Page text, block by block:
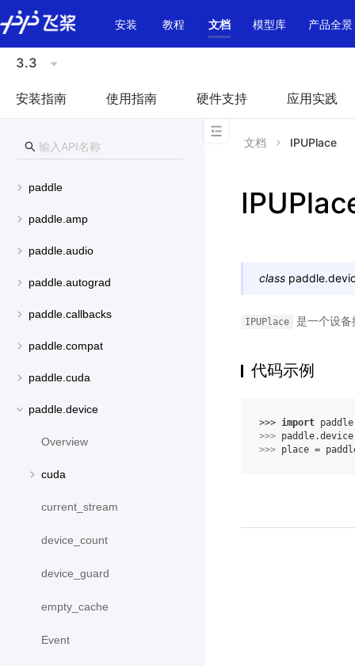
\u200E
安装
教程 文档 模型库 产品全景
3.3
安装指南 使用指南 硬件支持 应用实践
paddle
paddle.amp
paddle.audio
paddle.autograd
paddle.callbacks
paddle.compat
paddle.cuda
paddle.device
Overview
cuda
current_stream
device_count
device_guard
empty_cache
Event
文档 IPUPlace
class
IPUPlace 是一个设
代码示例
>>> import paddle
>>> paddle.device
>>> place =